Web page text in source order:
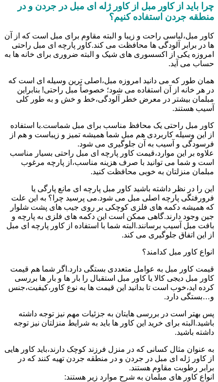
چرا باید از کاور مبل از کاور ژله ای مبل در جردن و در
منطقه جردن استفاده کنیم؟
کاور مبل،لباسی راحت و زیبا و البته مقاوم برای مبل است که از آن
ها در برابر آلودگی ها محافظت می کند.کاور پارچه ای مبل راحتی
امروزه یکی از اکسسوری های شیک و البته ضروری برای خانه ها به
حساب می آید.
همان طور که می دانید امروزه مبل،اصلی ترین وسیله ای است که
در هر خانه از آن استفاده می شود؛ خصوصاً مبل راحتی! بنابراین
مبلمان بیشتر در معرض خطر آلودگی،خط و خش و به طور کلی
آسیب هستند.
کاور مبل راحتی یک محافظ مناسب برای مبل شماست.با استفاده
از این وسیله کاربردی هم مبل شما همیشه تمیز و زیباست و هم از
فرسودگی و آسیب به آن جلوگیری می شود.
علاوه بر این موارد،قیمت کاور پارچه ای مبل راحتی بسیار مناسب
است و شما می توانید با صرف هزینه مناسب،از پارچه مرغوب
مبلمان منزلتان به خوبی محافظت کنید.
این را در نظر داشته باشید کاور مبل پارچه ای مانع پارگی یا
فرورفتگی پارچه اصلی مبل می شود.می پرسید چرا؟ به این علت
که همیشه دکمه های فلزی کوچکی بر روی جیب های پشت شلوار
جین وجود دارند.گاهی ممکن است این دکمه های فلزی به پارچه و
بافت مبل آسیب برسانند.البته شما با استفاده از کاور پارچه ای مبل
از این اتفاق جلوگیری می کند.
انواع کاور مبل کدامند؟
قیمت کاور مبل به عوامل متعددی بستگی دارد.اگر شما هم قیمت
کاور مبل دیجی کالا یا کاور مبل استقبال را بار ها و بار ها بررسی
کرده اید،خوب است تا بدانید این قیمت ها به نوع کاور،کیفیت،جنس
و…بستگی دارد.
پس بهتر است در بررسی هایتان به جزئیات مهم نیز توجه داشته
باشید.البته برای خرید این کاور ها باید به شرایط منزلتان نیز توجه
داشته باشید.
به عنوان مثال کسانی که در منزل فرزند کوچک دارند،باید کاور هایی
از کاور ژله ای مبل در جردن و در منطقه جردن تهیه کنند که در
برابر رطوبت مقاوم هستند.
انواع کاور های مبلمان به شرح موارد زیر هستند: